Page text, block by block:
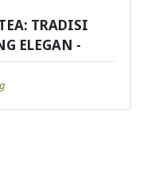
TRADISI
ELEGAN -